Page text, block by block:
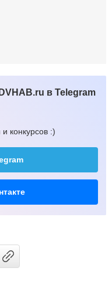
в Telegram
конкурсов :)